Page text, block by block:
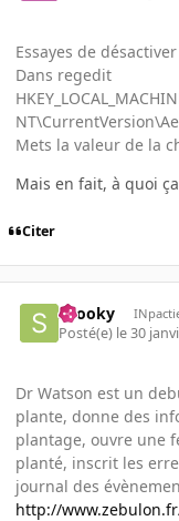
Essayes de
Dans regedit
Mets la valeur de la
Mais en fait, à quoi
Citer
snooky
Posté(e) le 30
Dr Watson est un
plante, donne des
plantage, ouvre une
planté, inscrit les
journal des
http://